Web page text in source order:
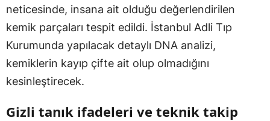
neticesinde, insana ait olduğu değerlendirilen
kemik parçaları tespit edildi. İstanbul Adli Tıp
Kurumunda yapılacak detaylı DNA analizi,
kemiklerin kayıp çifte ait olup olmadığını
kesinleştirecek.
Gizli tanık ifadeleri ve teknik takip